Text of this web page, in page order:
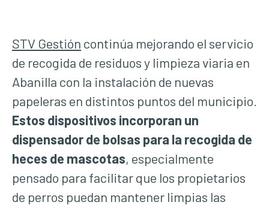
STV Gestión continúa mejorando el servicio
de recogida de residuos y limpieza viaria en
Abanilla con la instalación de nuevas
papeleras en distintos puntos del municipio.
Estos dispositivos incorporan un
dispensador de bolsas para la recogida de
heces de mascotas, especialmente
pensado para facilitar que los propietarios
de perros puedan mantener limpias las